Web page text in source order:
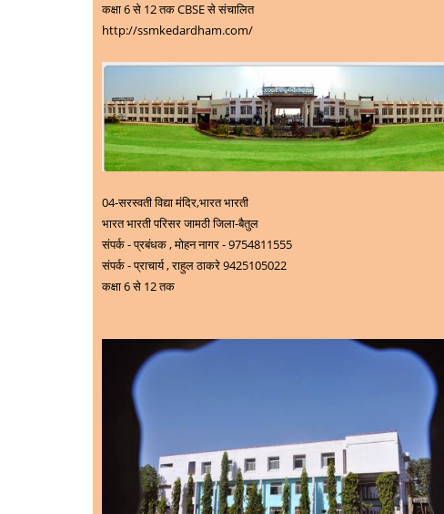
कक्षा 6 से 12 तक CBSE से संचालित
http://ssmkedardham.com/
04-सरस्वती विद्या मंदिर,भारत भारती
भारत भारती परिसर जामठी जिला-बैतुल
संपर्क - प्रबंधक , मोहन नागर - 9754811555
संपर्क - प्राचार्य ,राहुल ठाकरे9425105022
कक्षा 6 से 12 तक